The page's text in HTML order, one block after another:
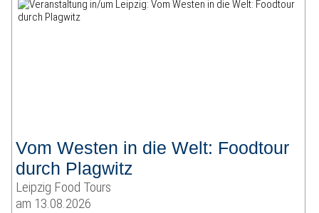
Vom Westen in die Welt: Foodtour
durch Plagwitz
Leipzig Food Tours
am 13.08.2026